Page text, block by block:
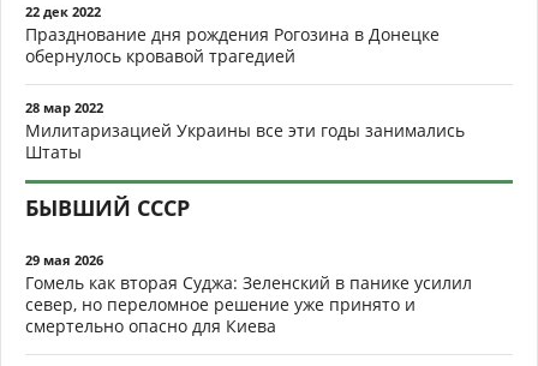
22 дек 2022
Празднование дня рождения Рогозина в Донецке
обернулось кровавой трагедией
28 мар 2022
Милитаризацией Украины все эти годы занимались
Штаты
БЫВШИЙ СССР
29 мая 2026
Гомель как вторая Суджа: Зеленский в панике усилил
север, но переломное решение уже принято и
смертельно опасно для Киева